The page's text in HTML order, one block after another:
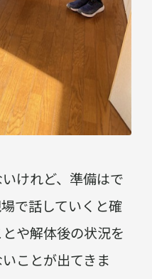
けれど、準備はで
で話していくと確
や解体後の状況を
ことが出てきま